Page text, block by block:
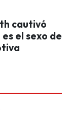
cautivó
el sexo de